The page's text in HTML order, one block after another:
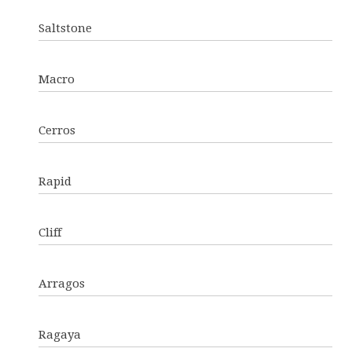
Saltstone
Macro
Cerros
Rapid
Cliff
Arragos
Ragaya